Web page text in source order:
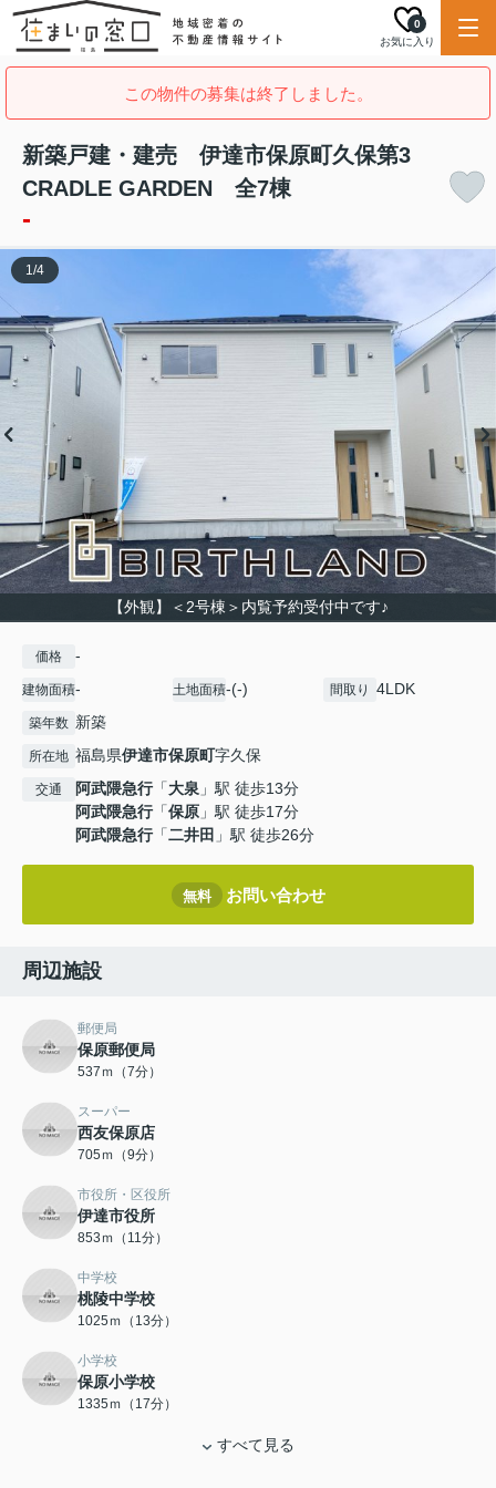
お気に入り
0
この物件の募集は終了しました。
新築戸建・建売 伊達市保原町久保第3
CRADLE GARDEN 全7棟
-
【外観】＜2号棟＞内覧予約受付中です♪
1/4
価格 -
建物面積- 土地面積-(-) 間取り 4LDK
築年数 新築
所在地 福島県伊達市保原町字久保
交通 阿武隈急行「大泉 」駅 徒歩13分
阿武隈急行「保原 」駅 徒歩17分
阿武隈急行「二井田 」駅 徒歩26分
無料 お問い合わせ
周辺施設
郵便局
保原郵便局
537ｍ（7分）
スーパー
西友保原店
705ｍ（9分）
市役所・区役所
伊達市役所
853ｍ（11分）
中学校
桃陵中学校
1025ｍ（13分）
小学校
保原小学校
1335ｍ（17分）
すべて見る